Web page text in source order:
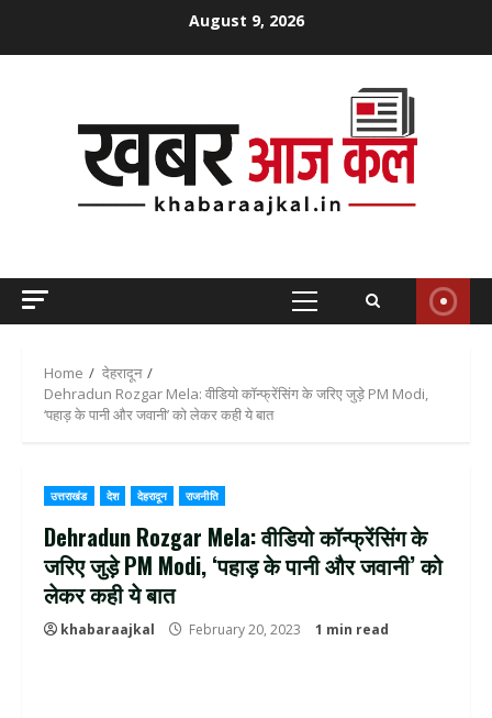
August 9, 2026
Primary
Home
देहरादून
Dehradun Rozgar Mela: वीडियो कॉन्फ्रेंसिंग के जरिए जुड़े PM Modi,
‘पहाड़ के पानी और जवानी’ को लेकर कही ये बात
उत्तराखंड देश देहरादून राजनीति
Dehradun Rozgar Mela: वीडियो कॉन्फ्रेंसिंग के
जरिए जुड़े PM Modi, ‘पहाड़ के पानी और जवानी’ को
लेकर कही ये बात
khabaraajkal February 20, 2023 1 min read